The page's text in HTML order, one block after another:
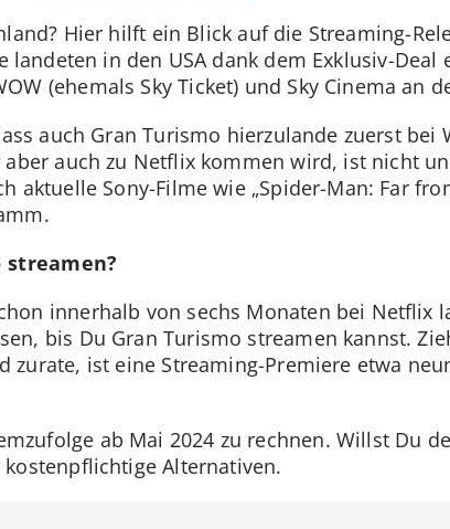
Hier hilft ein Blick auf die Streaming-
landeten in den USA dank dem Exklusiv-
(ehemals Sky Ticket) und Sky Cinema an
auch Gran Turismo hierzulande zuerst bei
auch zu Netflix kommen wird, ist nicht
aktuelle Sony-Filme wie „Spider-Man: Far
streamen?
innerhalb von sechs Monaten bei Netflix
bis Du Gran Turismo streamen kannst.
zurate, ist eine Streaming-Premiere etwa
ab Mai 2024 zu rechnen. Willst Du
Alternativen.